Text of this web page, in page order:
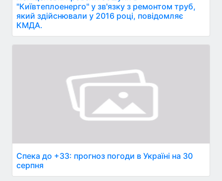
"Київтеплоенерго" у зв'язку з ремонтом труб,
який здійснювали у 2016 році, повідомляє
КМДА.
Спека до +33: прогноз погоди в Україні на 30
серпня